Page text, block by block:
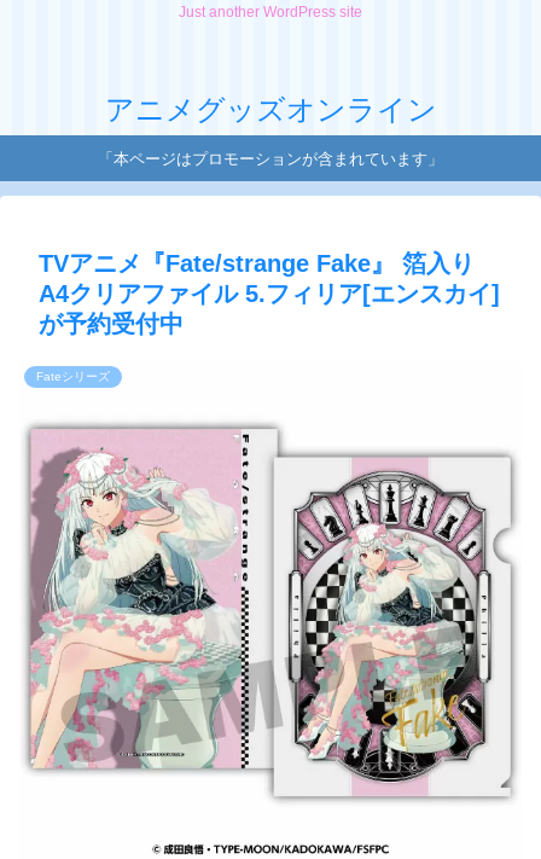
Just another WordPress site
アニメグッズオンライン
「本ページはプロモーションが含まれています」
TVアニメ『Fate/strange Fake』 箔入り
A4クリアファイル 5.フィリア[エンスカイ]
が予約受付中
Fateシリーズ